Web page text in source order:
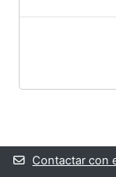
Bloques
Contactar con